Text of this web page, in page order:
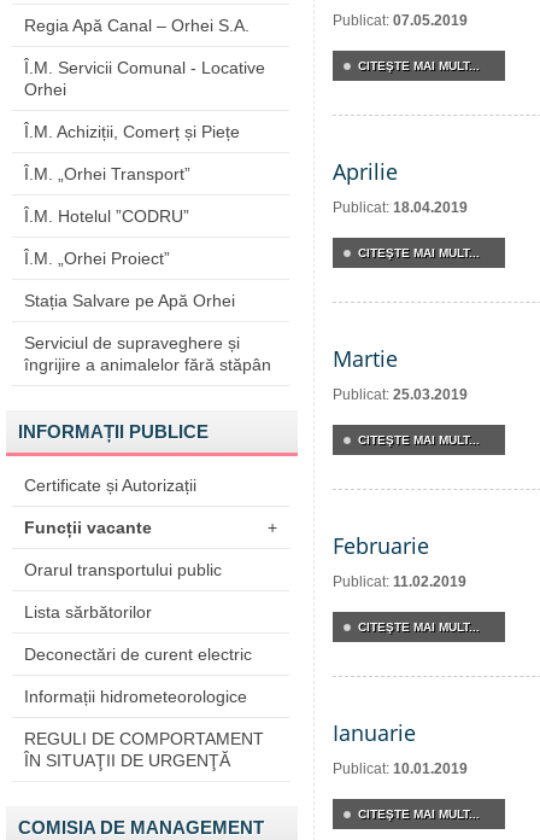
Regia Apă Canal – Orhei S.A.
Î.M. Servicii Comunal - Locative
Orhei
Î.M. Achiziții, Comerț și Piețe
Î.M. „Orhei Transport”
Î.M. Hotelul ”CODRU”
Î.M. „Orhei Proiect”
Stația Salvare pe Apă Orhei
Serviciul de supraveghere și
îngrijire a animalelor fără stăpân
INFORMAȚII PUBLICE
Certificate și Autorizații
Funcții vacante +
Orarul transportului public
Lista sărbătorilor
Deconectări de curent electric
Informații hidrometeorologice
REGULI DE COMPORTAMENT
ÎN SITUAŢII DE URGENŢĂ
COMISIA DE MANAGEMENT
Publicat: 07.05.2019
CITEŞTE MAI MULT...
Aprilie
Publicat: 18.04.2019
CITEŞTE MAI MULT...
Martie
Publicat: 25.03.2019
CITEŞTE MAI MULT...
Februarie
Publicat: 11.02.2019
CITEŞTE MAI MULT...
Ianuarie
Publicat: 10.01.2019
CITEŞTE MAI MULT...